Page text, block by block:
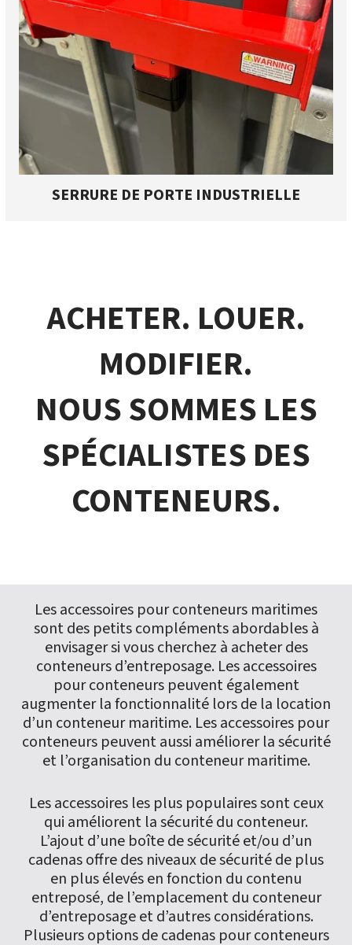
SERRURE DE PORTE INDUSTRIELLE
ACHETER. LOUER.
MODIFIER.
NOUS SOMMES LES
SPÉCIALISTES DES
CONTENEURS.
Les accessoires pour conteneurs maritimes
sont des petits compléments abordables à
envisager si vous cherchez à acheter des
conteneurs d’entreposage. Les accessoires
pour conteneurs peuvent également
augmenter la fonctionnalité lors de la location
d’un conteneur maritime. Les accessoires pour
conteneurs peuvent aussi améliorer la sécurité
et l’organisation du conteneur maritime.
Les accessoires les plus populaires sont ceux
qui améliorent la sécurité du conteneur.
L’ajout d’une boîte de sécurité et/ou d’un
cadenas offre des niveaux de sécurité de plus
en plus élevés en fonction du contenu
entreposé, de l’emplacement du conteneur
d’entreposage et d’autres considérations.
Plusieurs options de cadenas pour conteneurs